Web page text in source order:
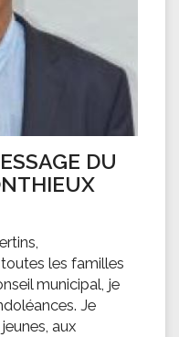
DU
les familles
municipal, je
Je
aux